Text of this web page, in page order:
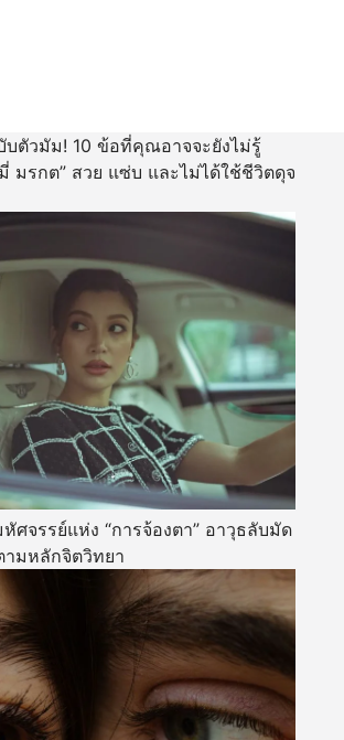
บตัวมัม! 10 ข้อที่คุณอาจจะยังไม่รู้
มี่ มรกต” สวย แซ่บ และไม่ได้ใช้ชีวิตดุจ
ศจรรย์แห่ง “การจ้องตา” อาวุธลับมัด
มหลักจิตวิทยา